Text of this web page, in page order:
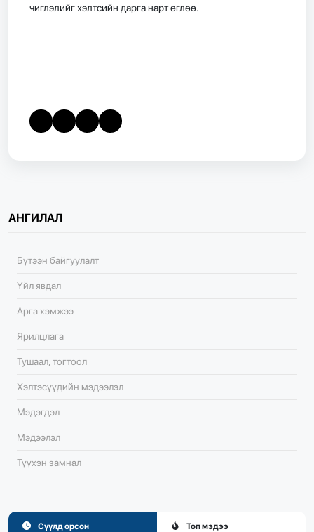
чиглэлийг хэлтсийн дарга нарт өглөө.
АНГИЛАЛ
Бүтээн байгуулалт
Үйл явдал
Арга хэмжээ
Ярилцлага
Тушаал, тогтоол
Хэлтэсүүдийн мэдээлэл
Мэдэгдэл
Мэдээлэл
Түүхэн замнал
Сүүлд орсон Топ мэдээ